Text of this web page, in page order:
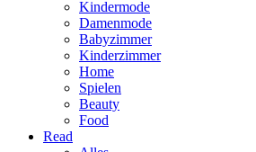
Kindermode
Damenmode
Babyzimmer
Kinderzimmer
Home
Spielen
Beauty
Food
Read